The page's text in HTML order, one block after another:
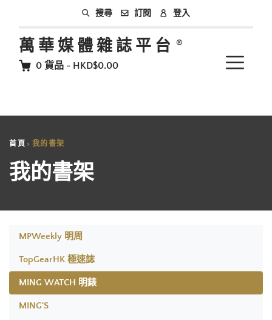
搜尋 訂閱 登入
萬華媒體雜誌平台
0 貨品 - HKD$0.00
首頁 我的書架
我的書架
MPWeekly 明周
TopGearHK 極速誌
MING WATCH 明錶
MING'S